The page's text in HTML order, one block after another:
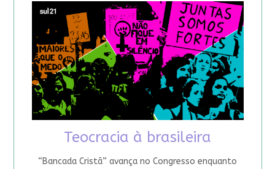
Teocracia à brasileira
“Bancada Cristã” avança no Congresso enquanto